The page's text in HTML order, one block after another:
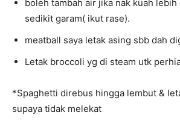
boleh tambah air jika nak kuah
sedikit garam( ikut rase).
meatball saya letak asing sbb dah
Letak broccoli yg di steam utk
*Spaghetti direbus hingga lembut &
supaya tidak melekat